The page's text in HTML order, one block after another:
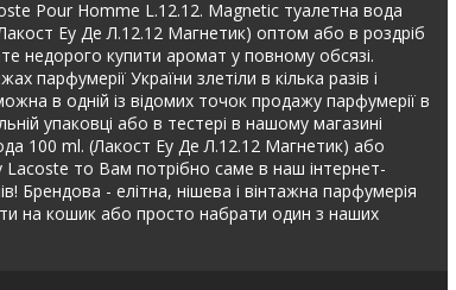
Pour Homme L.12.12. Magnetic туалетна вода
Еу Де Л.12.12 Магнетик) оптом або в роздріб
недорого купити аромат у повному обсязі.
парфумерії України злетіли в кілька разів і
в одній із відомих точок продажу парфумерії в
упаковці або в тестері в нашому магазині
100 ml. (Лакост Еу Де Л.12.12 Магнетик) або
то Вам потрібно саме в наш інтернет-
Брендова - елітна, нішева і вінтажна парфумерія
на кошик або просто набрати один з наших